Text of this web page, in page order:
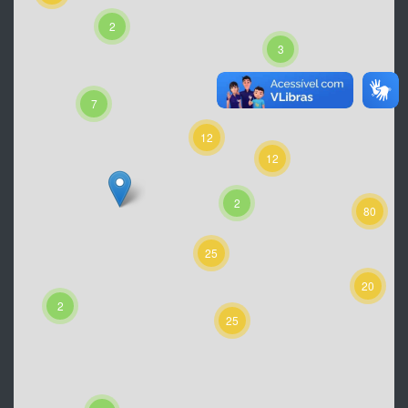
2
2
12
12
7
3
25
2
20
25
80